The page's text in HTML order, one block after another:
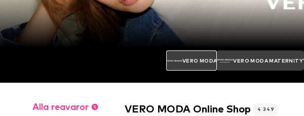
VERO MODA VERO MODA MATERNITY
Alla reavaror
VERO MODA Online Shop 4 349